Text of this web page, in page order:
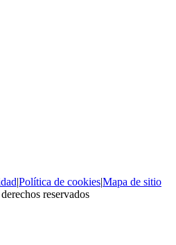
|Política de cookies|Mapa de sitio
reservados